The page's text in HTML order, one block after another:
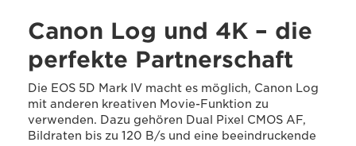
Canon Log und 4K – die
perfekte Partnerschaft
Die EOS 5D Mark IV macht es möglich, Canon Log
mit anderen kreativen Movie-Funktion zu
verwenden. Dazu gehören Dual Pixel CMOS AF,
Bildraten bis zu 120 B/s und eine beeindruckende